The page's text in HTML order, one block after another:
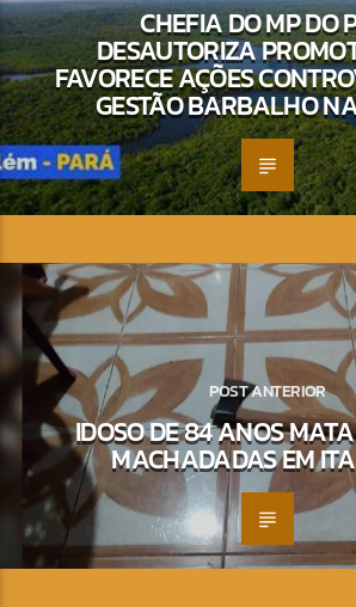
CHEFIA DO MP DO
DESAUTORIZA
FAVORECE AÇÕES
GESTÃO BARBALHO
POST ANTERIOR
IDOSO DE 84 ANOS
MACHADADAS EM